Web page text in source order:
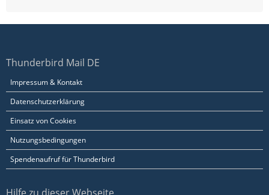
Thunderbird Mail DE
Impressum & Kontakt
Datenschutzerklärung
Einsatz von Cookies
Nutzungsbedingungen
Spendenaufruf für Thunderbird